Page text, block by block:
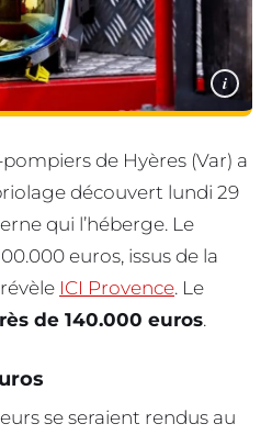
i
pompiers de Hyères (Var) a
découvert lundi 29
qui l’héberge. Le
euros, issus de la
ICI Provence. Le
de 140.000 euros.
se seraient rendus au